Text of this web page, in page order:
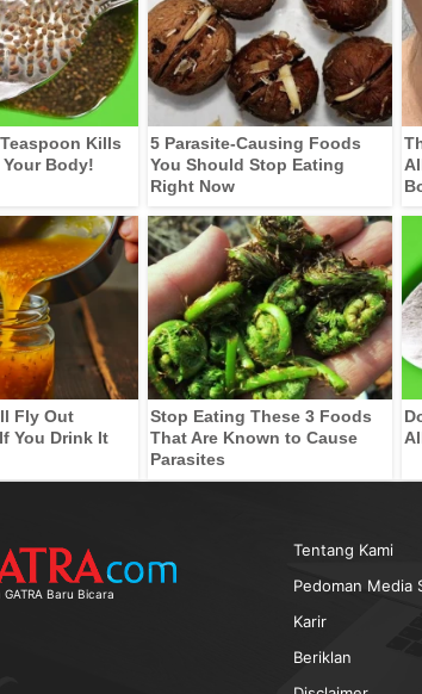
Kills
Body!
5 Parasite-Causing Foods
You Should Stop Eating
Right Now
Fly Out
You Drink It
Stop Eating These 3 Foods
That Are Known to Cause
Parasites
GATRA Baru Bicara
Tentang Kami
Pedoman Media
Karir
Beriklan